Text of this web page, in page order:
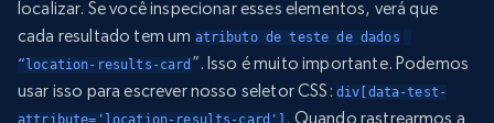
localizar. Se você inspecionar esses elementos, verá que
cada resultado tem um atributo de teste de dados
“location-results-card ”. Isso é muito importante. Podemos
usar isso para escrever nosso seletor CSS: div[data-test-
attribute='location-results-card'] . Quando rastrearmos a